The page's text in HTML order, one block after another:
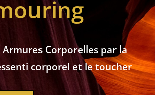
Corporelles par la
corporel et le toucher